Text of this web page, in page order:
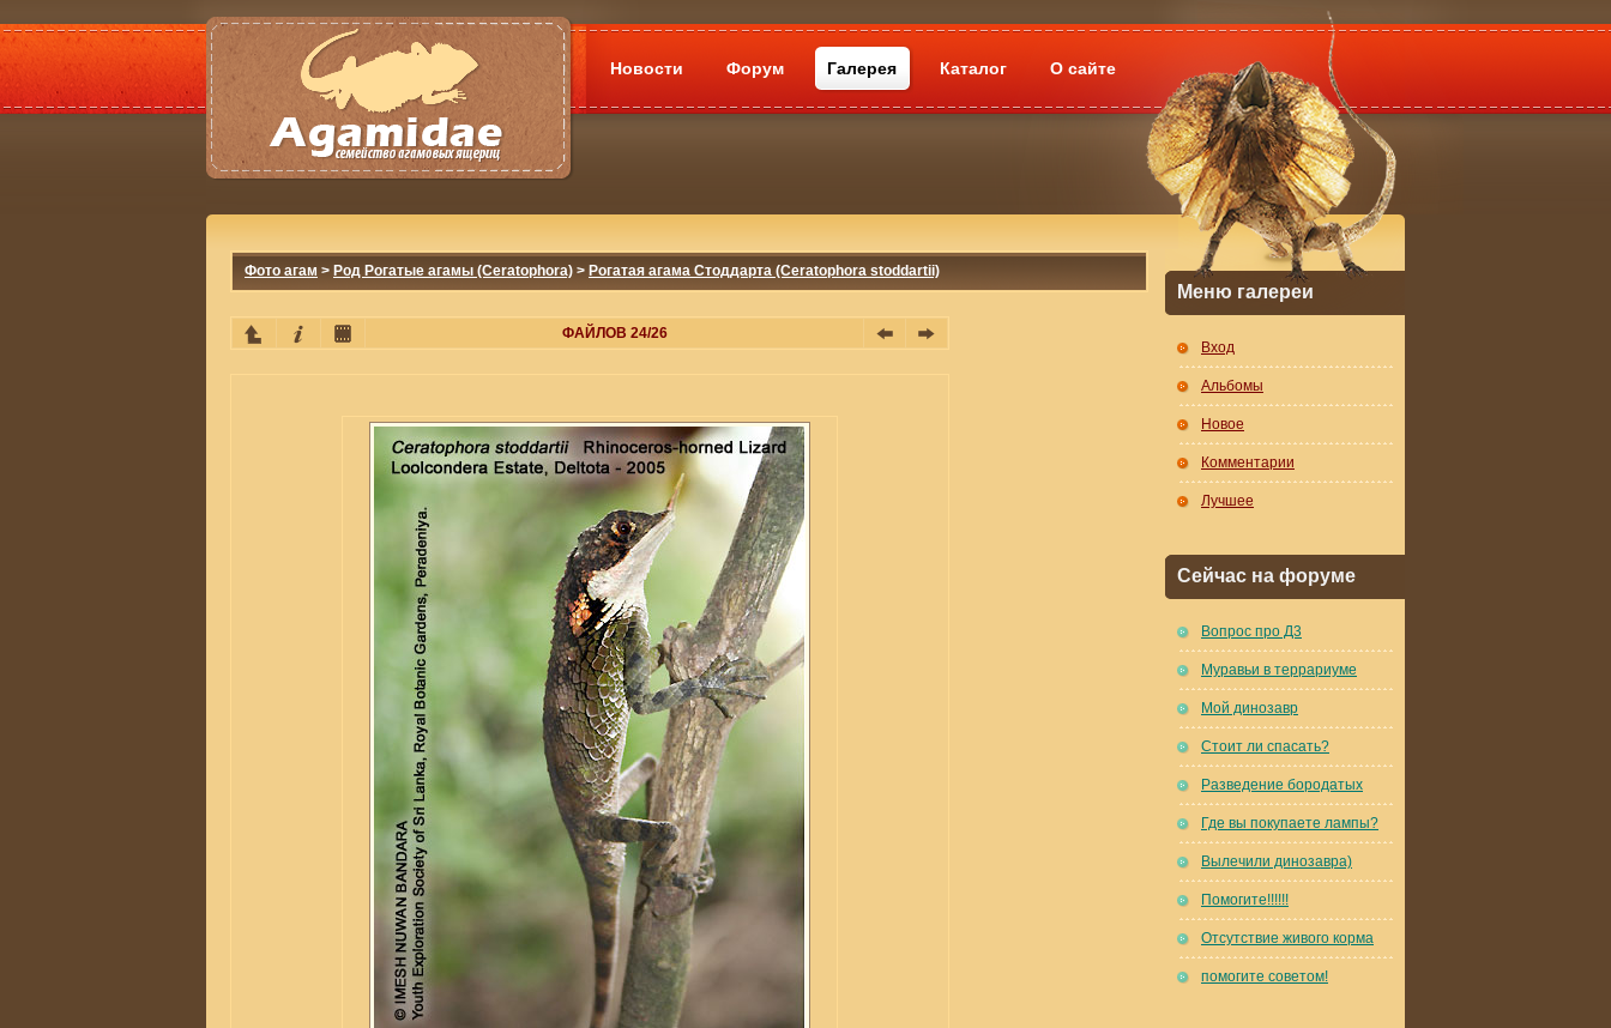
Новости Форум Галерея Каталог О сайте
Фото агам > Род Рогатые агамы (Ceratophora) > Рогатая агама Стоддарта (Ceratophora stoddartii)
ФАЙЛОВ 24/26
Меню галереи
Вход
Альбомы
Новое
Комментарии
Лучшее
Сейчас на форуме
Вопрос про Д3
Муравьи в террариуме
Мой динозавр
Стоит ли спасать?
Разведение бородатых
Где вы покупаете лампы?
Вылечили динозавра)
Помогите!!!!!!
Отсутствие живого корма
помогите советом!